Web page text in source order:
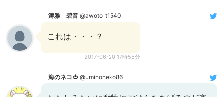
涛雅 碧音 @awoto_t1540
これは・・・？
2017-06-20 17時55分
海のネコ🍅 @uminoneko86